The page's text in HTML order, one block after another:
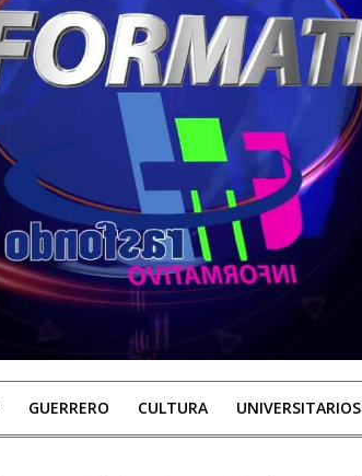
GUERRERO CULTURA UNIVERSITARIOS